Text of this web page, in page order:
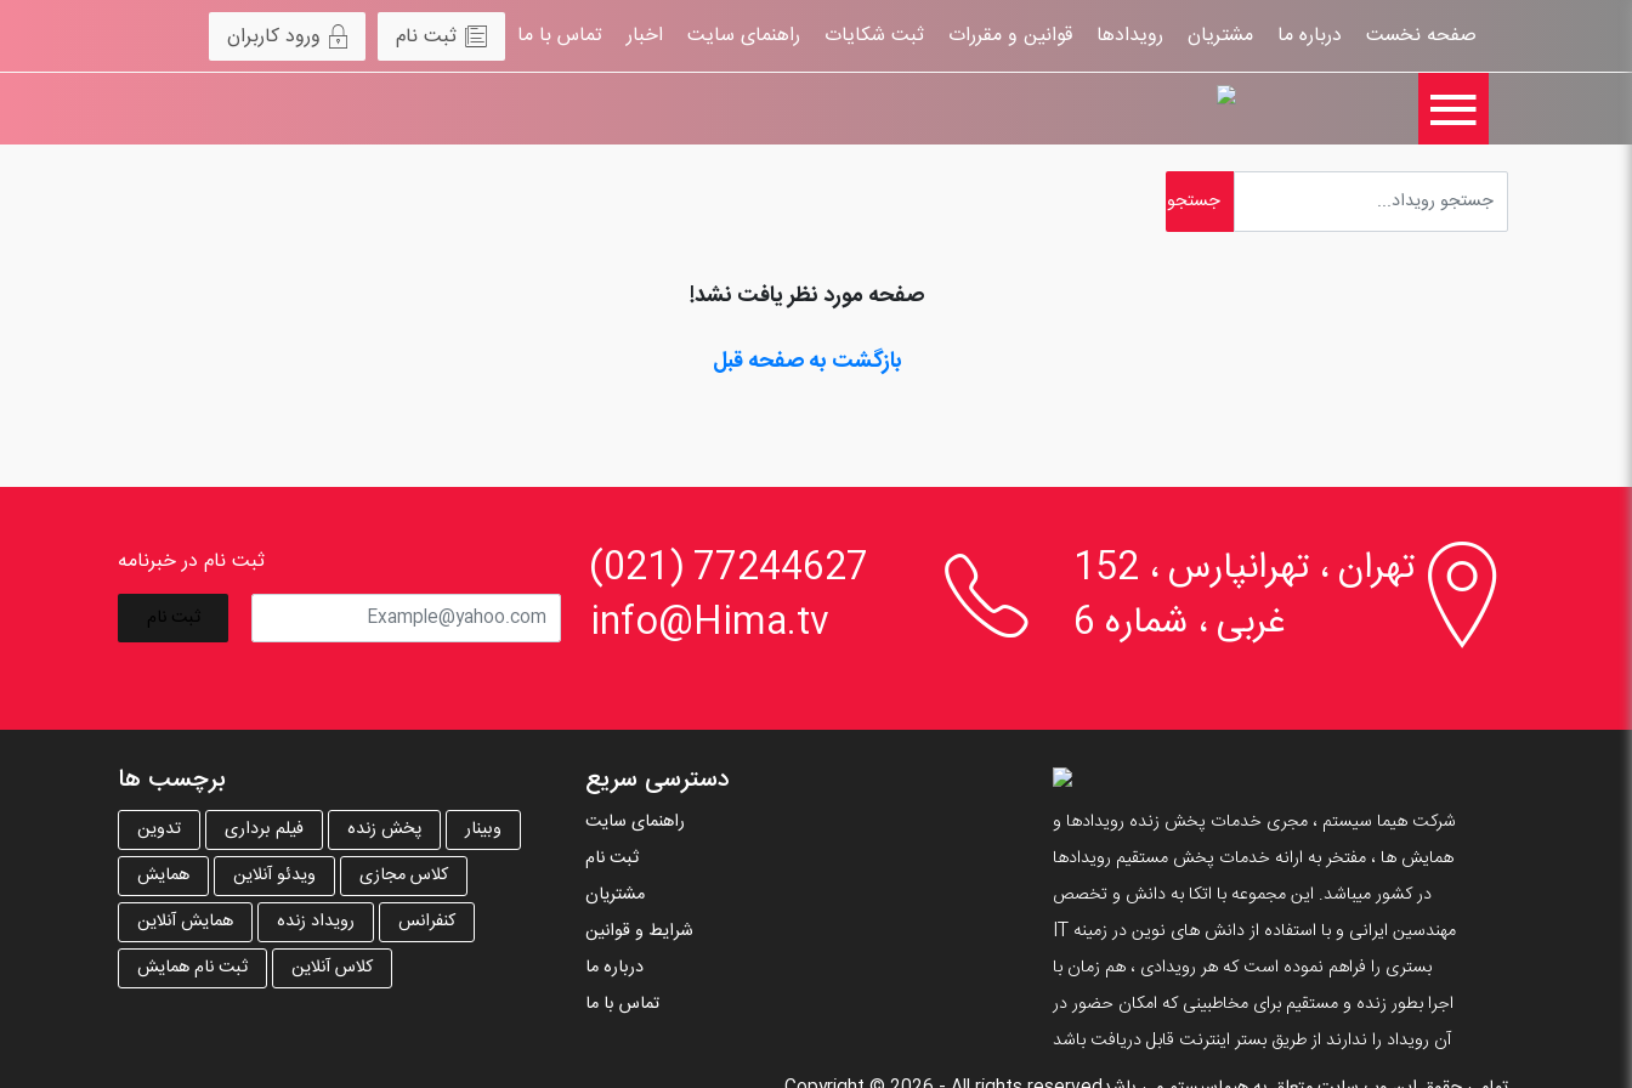
صفحه نخست درباره ما مشتریان رویدادها قوانين و مقررات ثبت شکایات راهنمای سایت اخبار تماس با ما ورود کاربران ثبت نام

صفحه مورد نظر یافت نشد!
بازگشت به صفحه قبل

تهران ، تهرانپارس ، 152
غربی ، شماره 6

77244627 (021)
info@Hima.tv
ثبت نام در خبرنامه
شرکت هیما سیستم ، مجری خدمات پخش زنده رویدادها و
همایش ها ، مفتخر به ارانه خدمات پخش مستقیم رویدادها
در کشور میباشد. این مجموعه با اتکا به دانش و تخصص
مهندسین ایرانی و با استفاده از دانش های نوین در زمینه IT
بستری را فراهم نموده است که هر رویدادی ، هم زمان با
اجرا بطور زنده و مستقیم برای مخاطبینی که امکان حضور در
آن رویداد را ندارند از طریق بستر اینترنت قابل دریافت باشد
دسترسی سریع
راهنمای سایت
ثبت نام
مشتریان
شرایط و قوانین
درباره ما
تماس با ما
برچسب ها
وبینار پخش زنده فیلم برداری
تدوین
کلاس مجازی
ویدئو آنلاین
همایش
کنفرانس
رویداد زنده
همایش آنلاین
کلاس آنلاین
ثبت نام همایش